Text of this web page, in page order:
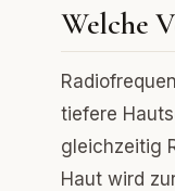
Welche
tiefere
gleichzeitig
Haut wird